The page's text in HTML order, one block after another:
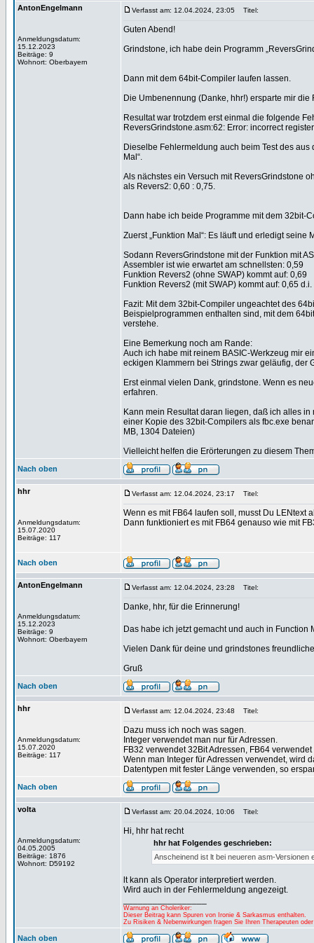
AntonEngelmann
Anmeldungsdatum:
15.12.2023
Beiträge: 9
Wohnort: Oberbayern
Verfasst am: 12.04.2024, 23:05 Titel:
Guten Abend!
Grindstone, ich habe dein Programm
Dann mit dem 64bit-Compiler laufen lassen.
Die Umbenennung (Danke, hhr!) ersparte mir
Resultat war trotzdem erst einmal die folgende
ReversGrindstone.asm:62: Error: incorrect
Dieselbe Fehlermeldung auch beim Test des
Mal“.
Als nächstes ein Versuch mit ReversGrindstone
als Revers2: 0,60 : 0,75.
Dann habe ich beide Programme mit dem 32bit-
Zuerst „Funktion Mal“: Es läuft und erledigt seine
Sodann ReversGrindstone mit der Funktion mit
Assembler ist wie erwartet am schnellsten: 0,59
Funktion Revers2 (ohne SWAP) kommt auf: 0,69
Funktion Revers2 (mit SWAP) kommt auf: 0,65
Fazit: Mit dem 32bit-Compiler ungeachtet des
Beispielprogrammen enthalten sind, mit dem
verstehe.
Eine Bemerkung noch am Rande:
Auch ich habe mit reinem BASIC-Werkzeug mir
eckigen Klammern bei Strings zwar geläufig, der
Erst einmal vielen Dank, grindstone. Wenn es
erfahren.
Kann mein Resultat daran liegen, daß ich alles
einer Kopie des 32bit-Compilers als fbc.exe
MB, 1304 Dateien)
Vielleicht helfen die Erörterungen zu diesem
Nach oben
hhr
Anmeldungsdatum:
15.07.2020
Beiträge: 117
Verfasst am: 12.04.2024, 23:17 Titel:
Wenn es mit FB64 laufen soll, musst Du LENtext
Dann funktioniert es mit FB64 genauso wie mit
Nach oben
AntonEngelmann
Anmeldungsdatum:
15.12.2023
Beiträge: 9
Wohnort: Oberbayern
Verfasst am: 12.04.2024, 23:28 Titel:
Danke, hhr, für die Erinnerung!
Das habe ich jetzt gemacht und auch in
Vielen Dank für deine und grindstones
Gruß
Nach oben
hhr
Anmeldungsdatum:
15.07.2020
Beiträge: 117
Verfasst am: 12.04.2024, 23:48 Titel:
Dazu muss ich noch was sagen.
Integer verwendet man nur für Adressen.
FB32 verwendet 32Bit Adressen, FB64
Wenn man Integer für Adressen verwendet, wird
Datentypen mit fester Länge verwenden, so
Nach oben
volta
Anmeldungsdatum:
04.05.2005
Beiträge: 1876
Wohnort: D59192
Verfasst am: 20.04.2024, 10:06 Titel:
Hi, hhr hat recht
hhr hat Folgendes geschrieben:
Anscheinend ist lt bei neueren asm-Versionen
lt kann als Operator interpretiert werden.
Wird auch in der Fehlermeldung angezeigt.
Warnung an Choleriker:
Dieser Beitrag kann Spuren von Ironie & Sarkasmus enthalten.
Zu Risiken & Nebenwirkungen fragen Sie Ihren Therapeuten
Nach oben